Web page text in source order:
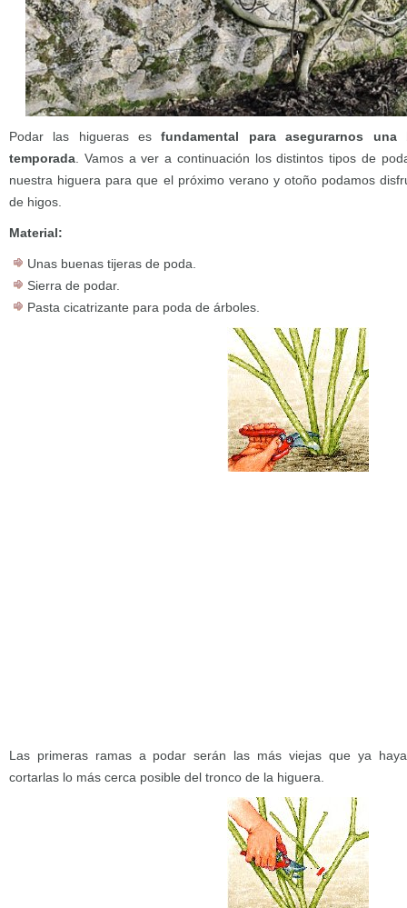
Podar las higueras esfundamental para asegurarnos
temporada . Vamos a ver a continuación los distintos tipos de
nuestra higuera para que el próximo verano y otoño podamos
de higos.
Material:
Unas buenas tijeras de poda.
Sierra de podar.
Pasta cicatrizante para poda de árboles.
Las primeras ramas a podar serán las más viejas que ya
cortarlas lo más cerca posible del tronco de la higuera.